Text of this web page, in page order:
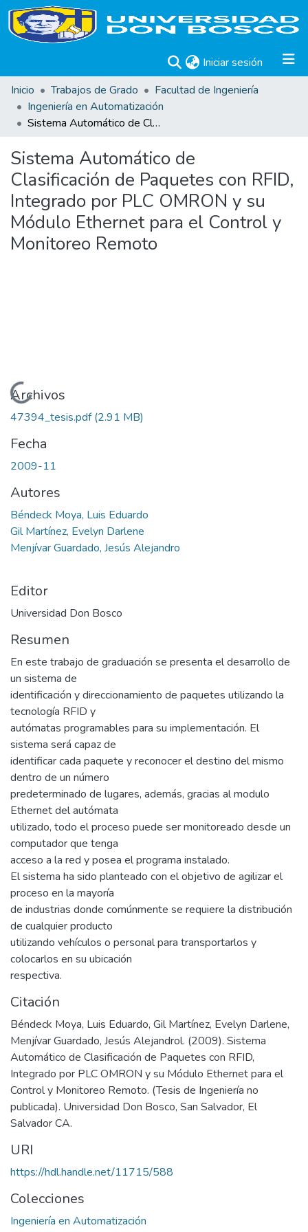
Iniciar sesión (current)
Inicio
Trabajos de Grado
Facultad de Ingeniería
Ingeniería en Automatización
Sistema Automático de Clasificación de Paquetes con RFID, Integrado por PLC OMRON y su Módulo Ethernet para el Control y Monitoreo Remoto
Sistema Automático de
Clasificación de Paquetes con RFID,
Integrado por PLC OMRON y su
Módulo Ethernet para el Control y
Monitoreo Remoto
Cargando...
Archivos
47394_tesis.pdf(2.91 MB)
Fecha
2009-11
Autores
Béndeck Moya, Luis Eduardo
Gil Martínez, Evelyn Darlene
Menjívar Guardado, Jesús Alejandro
Editor
Universidad Don Bosco
Resumen
En este trabajo de graduación se presenta el desarrollo de
un sistema de
identificación y direccionamiento de paquetes utilizando la
tecnología RFID y
autómatas programables para su implementación. El
sistema será capaz de
identificar cada paquete y reconocer el destino del mismo
dentro de un número
predeterminado de lugares, además, gracias al modulo
Ethernet del autómata
utilizado, todo el proceso puede ser monitoreado desde un
computador que tenga
acceso a la red y posea el programa instalado.
El sistema ha sido planteado con el objetivo de agilizar el
proceso en la mayoría
de industrias donde comúnmente se requiere la distribución
de cualquier producto
utilizando vehículos o personal para transportarlos y
colocarlos en su ubicación
respectiva.
Citación
Béndeck Moya, Luis Eduardo, Gil Martínez, Evelyn Darlene,
Menjívar Guardado, Jesús Alejandrol. (2009). Sistema
Automático de Clasificación de Paquetes con RFID,
Integrado por PLC OMRON y su Módulo Ethernet para el
Control y Monitoreo Remoto. (Tesis de Ingeniería no
publicada). Universidad Don Bosco, San Salvador, El
Salvador CA.
URI
https://hdl.handle.net/11715/588
Colecciones
Ingeniería en Automatización